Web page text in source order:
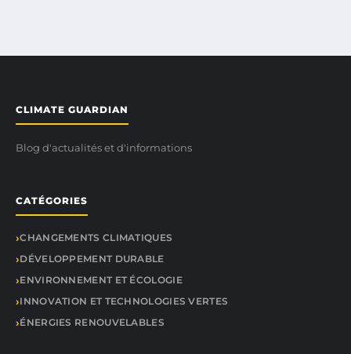
CLIMATE GUARDIAN
Blog d'actualités et d'informations
CATÉGORIES
CHANGEMENTS CLIMATIQUES
DÉVELOPPEMENT DURABLE
ENVIRONNEMENT ET ÉCOLOGIE
INNOVATION ET TECHNOLOGIES VERTES
ÉNERGIES RENOUVELABLES